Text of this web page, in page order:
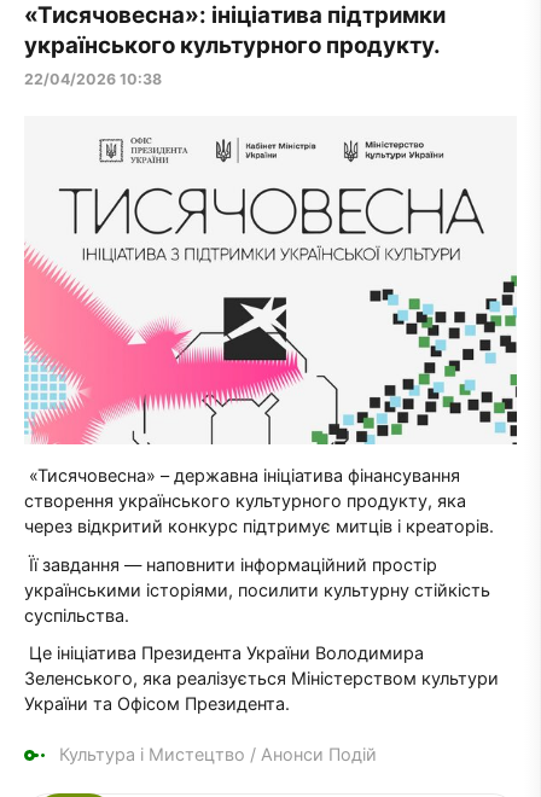
«Тисячовесна»: ініціатива підтримки
українського культурного продукту.
22/04/2026 10:38
«Тисячовесна» – державна ініціатива фінансування
створення українського культурного продукту, яка
через відкритий конкурс підтримує митців і креаторів.
Її завдання — наповнити інформаційний простір
українськими історіями, посилити культурну стійкість
суспільства.
Це ініціатива Президента України Володимира
Зеленського, яка реалізується Міністерством культури
України та Офісом Президента.
Культура і Мистецтво / Анонси Подій